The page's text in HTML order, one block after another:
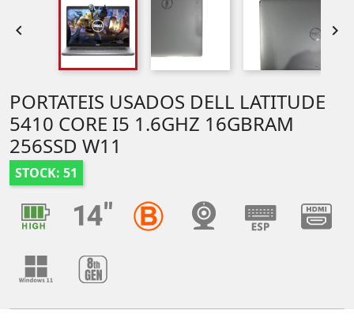
 
PORTATEIS USADOS DELL LATITUDE
5410 CORE I5 1.6GHZ 16GBRAM
256SSD W11
STOCK: 51